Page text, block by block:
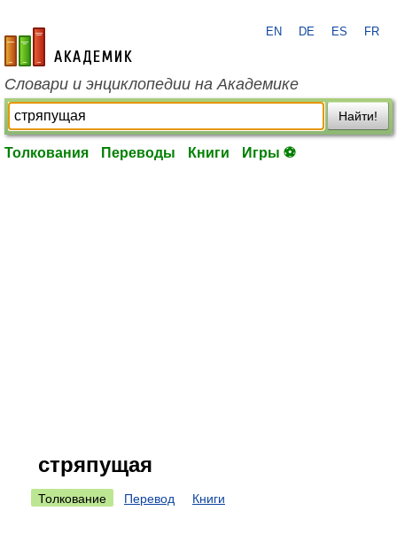
academic.ru
EN DE ES FR
Словари и энциклопедии на Академике
Найти!
Толкования Переводы Книги Игры ⚽
стряпущая
Толкование Перевод Книги